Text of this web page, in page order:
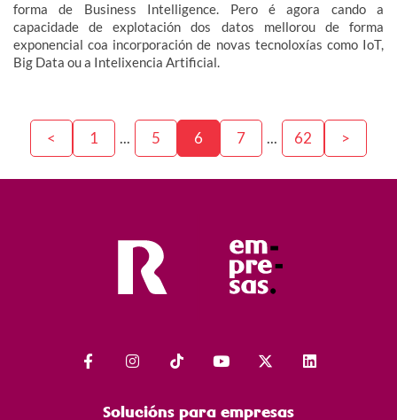
forma de Business Intelligence. Pero é agora cando a
capacidade de explotación dos datos mellorou de forma
exponencial coa incorporación de novas tecnoloxías como IoT,
Big Data ou a Intelixencia Artificial.
< 1 ... 5 6 7 ... 62 >
Solucións para empresas